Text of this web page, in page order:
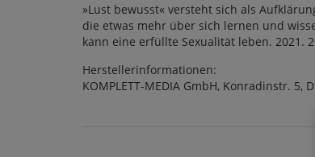
»Lust bewusst« versteht sich als
die etwas mehr über sich lernen und
kann eine erfüllte Sexualität leben. 2021.
Herstellerinformationen:
KOMPLETT-MEDIA GmbH, Konradinstr.